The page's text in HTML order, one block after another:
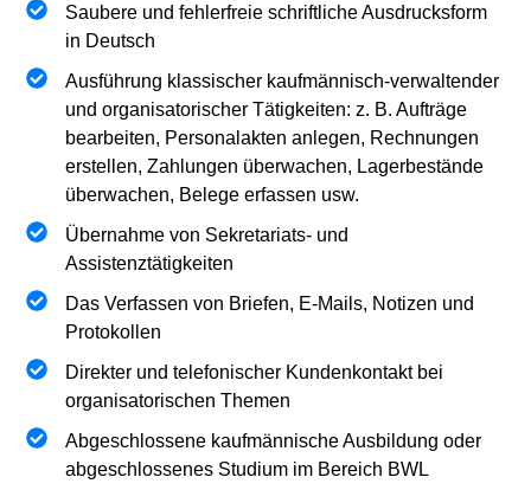
Saubere und fehlerfreie schriftliche Ausdrucksform
in Deutsch
Ausführung klassischer kaufmännisch-verwaltender
und organisatorischer Tätigkeiten: z. B. Aufträge
bearbeiten, Personalakten anlegen, Rechnungen
erstellen, Zahlungen überwachen, Lagerbestände
überwachen, Belege erfassen usw.
Übernahme von Sekretariats- und
Assistenztätigkeiten
Das Verfassen von Briefen, E-Mails, Notizen und
Protokollen
Direkter und telefonischer Kundenkontakt bei
organisatorischen Themen
Abgeschlossene kaufmännische Ausbildung oder
abgeschlossenes Studium im Bereich BWL